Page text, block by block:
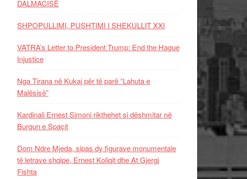
DALMACISË
SHPOPULLIMI, PUSHTIMI I SHEKULLIT XXI
VATRA’s Letter to President Trump: End the Hague
Injustice
Nga Tirana në Kukaj për të parë “Lahuta e
Malësisë”
Kardinali Ernest Simoni rikthehet si dëshmitar në
Burgun e Spaçit
Dom Ndre Mjeda, sipas dy figurave monumentale
të letrave shqipe, Ernest Koliqit dhe At Gjergj
Fishta